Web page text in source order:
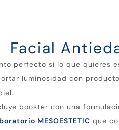
Facial
perfecto si lo que quieres
luminosidad con
booster con una
MESOESTETIC que